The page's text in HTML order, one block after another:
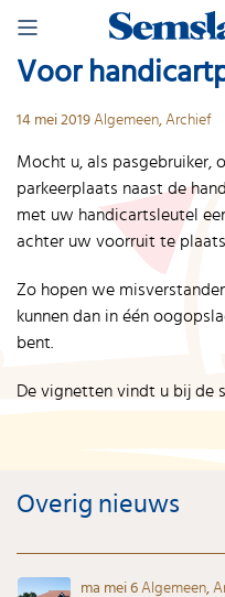
Voor
14 mei 2019 Algemeen, Archief
Mocht u, als pasgebruiker,
parkeerplaats naast de
met uw handicartsleutel
achter uw voorruit te
Zo hopen we
kunnen dan in één
bent.
De vignetten vindt u bij de
Overig nieuws
ma mei 6Algemeen,